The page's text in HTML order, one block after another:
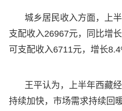
城乡居民收入方面，上
支配收入26967元，同比增
可支配收入6711元，增长
王平认为，上半年西藏
持续加快，市场需求持续回